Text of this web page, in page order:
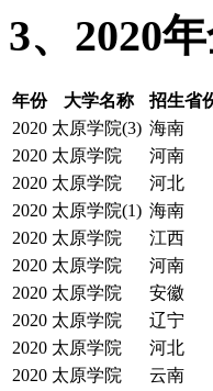
3、2020
年份 大学名称 招生省
2020 太原学院(3) 海南
2020 太原学院 河南
2020 太原学院 河北
2020 太原学院(1) 海南
2020 太原学院 江西
2020 太原学院 河南
2020 太原学院 安徽
2020 太原学院 辽宁
2020 太原学院 河北
2020 太原学院 云南